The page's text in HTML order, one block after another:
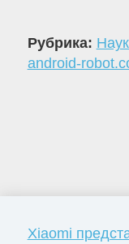
Рубрика:
android-
Xiaomi